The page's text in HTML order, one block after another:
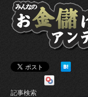
記事検索